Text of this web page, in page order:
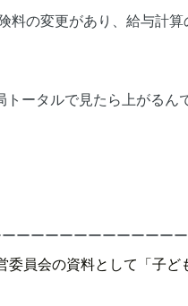
の変更があり、給与計算
ータルで見たら上がるん
ーーーーーーーーーーー
員会の資料として「子ど